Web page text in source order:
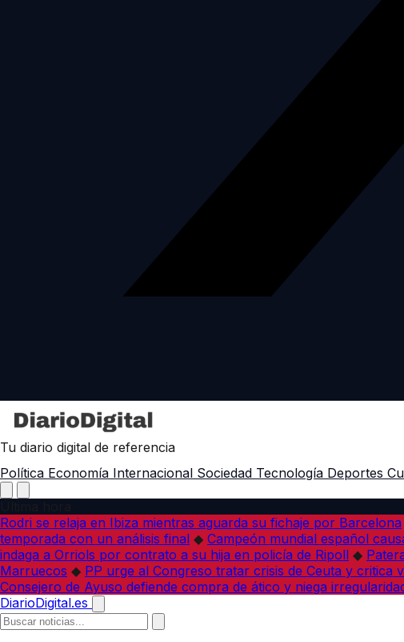
Tu diario digital de referencia
Política Economía Internacional Sociedad Tecnología Deportes
Rodri se relaja en Ibiza mientras aguarda su fichaje por Barcelona
temporada con un análisis final ◆ Campeón mundial español
indaga a Orriols por contrato a su hija en policía de Ripoll ◆
Marruecos ◆ PP urge al Congreso tratar crisis de Ceuta y critica
Consejero de Ayuso defiende compra de ático y niega
DiarioDigital.es